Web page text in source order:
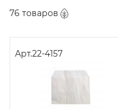
76 товаров
Арт.22-4157